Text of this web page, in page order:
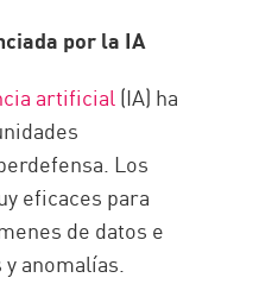
por la IA
artificial(IA) ha
Los
eficaces para
de datos e
anomalías.